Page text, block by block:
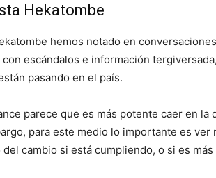
Hekatombe
hemos notado en
escándalos e información
pasando en el país.
parece que es más potente caer en la
para este medio lo importante es ver
cambio si está cumpliendo, o si es más